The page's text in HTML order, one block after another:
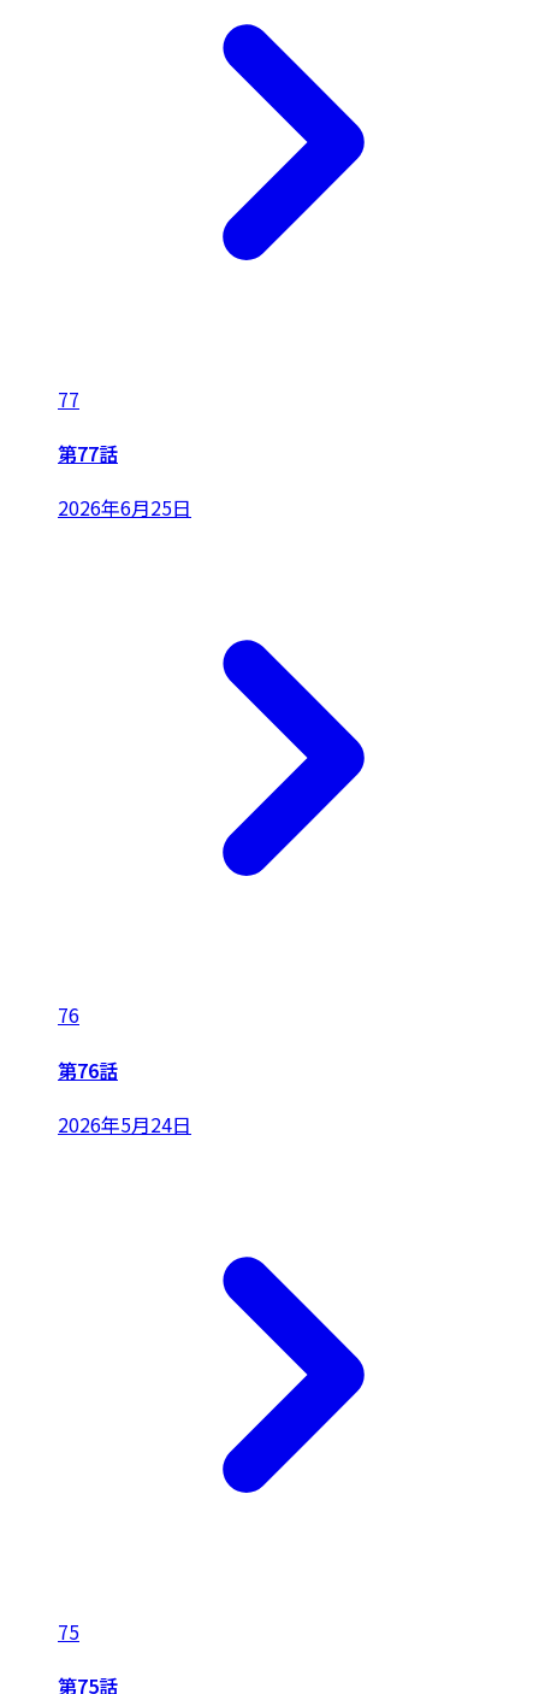
77
第77話
2026年6月25日
76
第76話
2026年5月24日
75
第75話